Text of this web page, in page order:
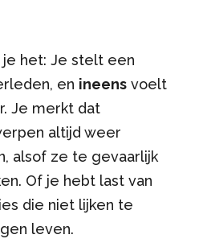
je het: Je stelt een
en ineensvoelt
Je merkt dat
altijd weer
alsof ze te gevaarlijk
Of je hebt last van
die niet lijken te
leven.